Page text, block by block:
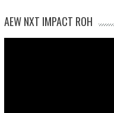
AEW NXT IMPACT ROH